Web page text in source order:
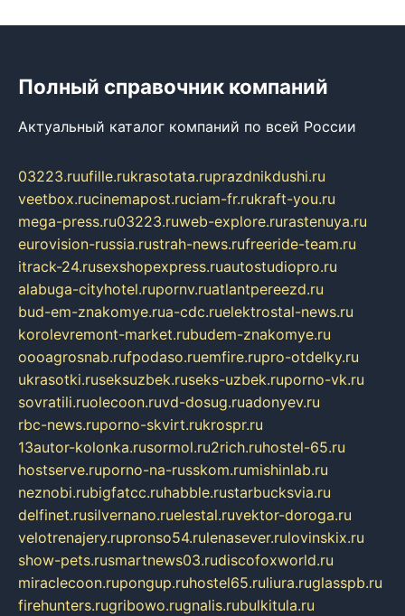
Полный справочник компаний
Актуальный каталог компаний по всей России
03223.ruufille.rukrasotata.ruprazdnikdushi.ru
veetbox.rucinemapost.ruciam-fr.rukraft-you.ru
mega-press.ru03223.ruweb-explore.rurastenuya.ru
eurovision-russia.rustrah-news.rufreeride-team.ru
itrack-24.rusexshopexpress.ruautostudiopro.ru
alabuga-cityhotel.rupornv.ruatlantpereezd.ru
bud-em-znakomye.rua-cdc.ruelektrostal-news.ru
korolevremont-market.rubudem-znakomye.ru
oooagrosnab.rufpodaso.ruemfire.rupro-otdelky.ru
ukrasotki.ruseksuzbek.ruseks-uzbek.ruporno-vk.ru
sovratili.ruolecoon.ruvd-dosug.ruadonyev.ru
rbc-news.ruporno-skvirt.rukrospr.ru
13autor-kolonka.rusormol.ru2rich.ruhostel-65.ru
hostserve.ruporno-na-russkom.rumishinlab.ru
neznobi.rubigfatcc.ruhabble.rustarbucksvia.ru
delfinet.rusilvernano.ruelestal.ruvektor-doroga.ru
velotrenajery.rupronso54.rulenasever.rulovinskix.ru
show-pets.rusmartnews03.rudiscofoxworld.ru
miraclecoon.rupongup.ruhostel65.ruliura.ruglasspb.ru
firehunters.rugribowo.rugnalis.rubulkitula.ru